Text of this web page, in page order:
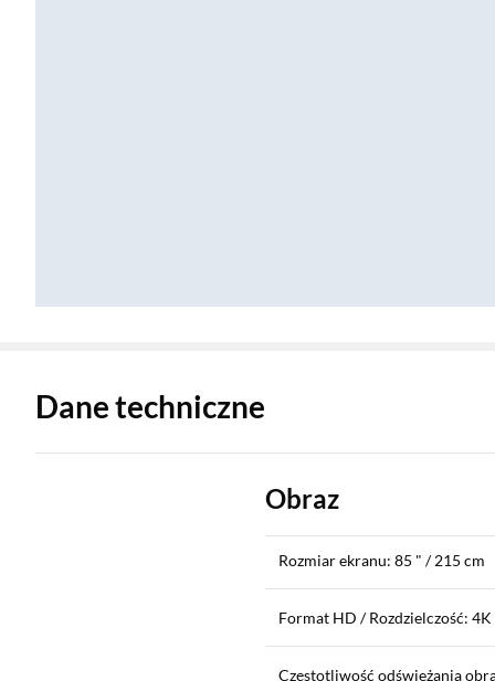
Dane techniczne
Obraz
Rozmiar ekranu: 85 " / 215 cm
Format HD / Rozdzielczość:
Częstotliwość odświeżania